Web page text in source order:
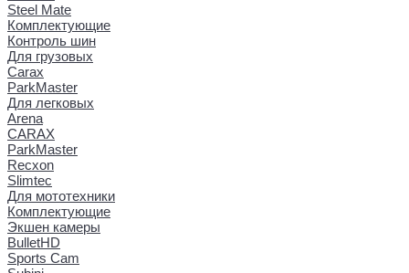
Steel Mate
Комплектующие
Контроль шин
Для грузовых
Carax
ParkMaster
Для легковых
Arena
CARAX
ParkMaster
Recxon
Slimtec
Для мототехники
Комплектующие
Экшен камеры
BulletHD
Sports Cam